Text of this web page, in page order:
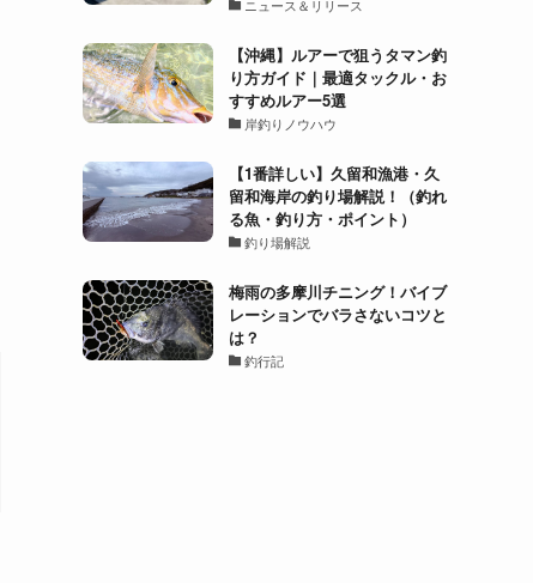
ニュース＆リリース
【沖縄】ルアーで狙うタマン釣
り方ガイド｜最適タックル・お
すすめルアー5選
岸釣りノウハウ
【1番詳しい】久留和漁港・久
留和海岸の釣り場解説！（釣れ
る魚・釣り方・ポイント）
釣り場解説
梅雨の多摩川チニング！バイブ
レーションでバラさないコツと
は？
釣行記